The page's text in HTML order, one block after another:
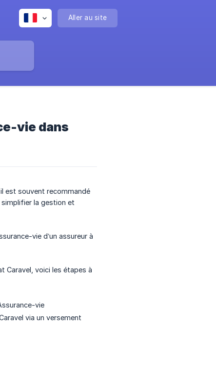
Aller au site
vie dans
est souvent recommandé
la gestion et
vie d’un assureur à
Caravel, voici les étapes à
vie
via un versement